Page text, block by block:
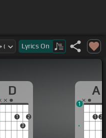
Lyrics On
D
1
3
2
A
1 2
1